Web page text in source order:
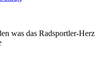
was das Radsportler-Herz